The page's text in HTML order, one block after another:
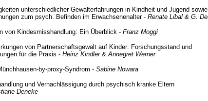
unterschiedlicher Gewalterfahrungen in Kindheit und Jugend sowie
zum psych. Befinden im Erwachsenenalter - Renate Libal & G.
von Kindesmisshandlung: Ein Überblick - Franz Moggi
von Partnerschaftsgewalt auf Kinder: Forschungsstand und
für die Praxis - Heinz Kindler & Annegret Werner
by-proxy-Syndrom - Sabine Nowara
und Vernachlässigung durch psychisch kranke Eltern
Deneke